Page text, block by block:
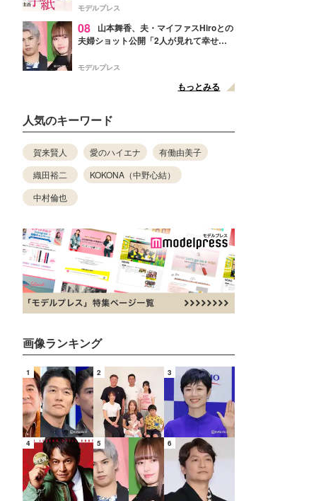
モデルプレス
08
山本舞香、夫・マイファスHiroとの
夫婦ショット公開「2人が見れて幸せ」
モデルプレス
もっとみる
人気のキーワード
賀来賢人 愛のハイエナ
有働由美子
織田裕二
KOKONA（中野心結）
中村倫也
画像ランキング
1 2 3
4 5 6